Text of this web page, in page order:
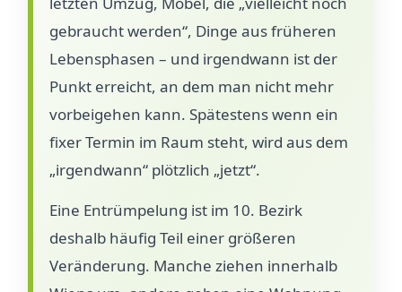
gebraucht werden“, Dinge aus früheren
Lebensphasen – und irgendwann ist der
Punkt erreicht, an dem man nicht mehr
vorbeigehen kann. Spätestens wenn ein
fixer Termin im Raum steht, wird aus dem
„irgendwann“ plötzlich „jetzt“.
Eine Entrümpelung ist im 10. Bezirk
deshalb häufig Teil einer größeren
Veränderung. Manche ziehen innerhalb